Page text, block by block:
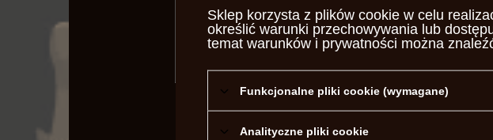
Sklep korzysta z plików cookie w celu
określić warunki przechowywania lub
temat warunków i prywatności można
Funkcjonalne pliki cookie (wymagane)
Analityczne pliki cookie